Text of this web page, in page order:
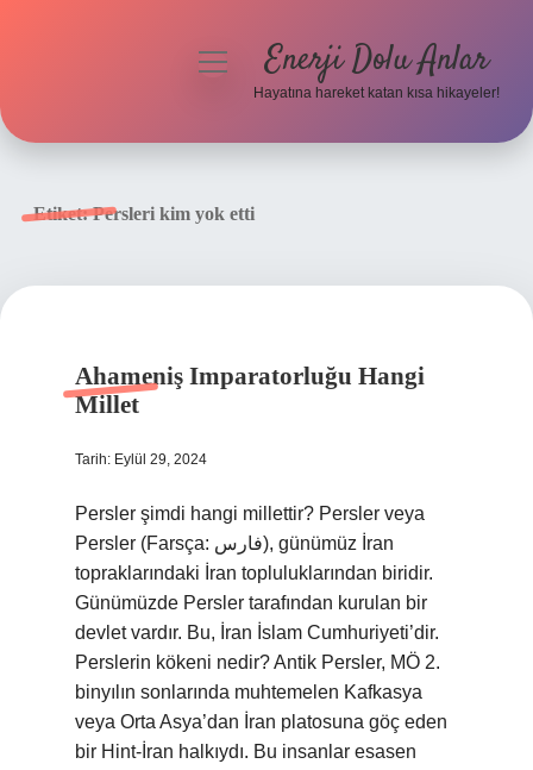
menüyüEnerji Dolu Anlar
Hayatına hareket katan kısa hikayeler!
Etiket:Persleri kim yok etti
Ahameniş Imparatorluğu Hangi
Millet
Tarih: Eylül 29, 2024
Persler şimdi hangi millettir? Persler veya
Persler (Farsça: فارس), günümüz İran
topraklarındaki İran topluluklarından biridir.
Günümüzde Persler tarafından kurulan bir
devlet vardır. Bu, İran İslam Cumhuriyeti’dir.
Perslerin kökeni nedir? Antik Persler, MÖ 2.
binyılın sonlarında muhtemelen Kafkasya
veya Orta Asya’dan İran platosuna göç eden
bir Hint-İran halkıydı. Bu insanlar esasen